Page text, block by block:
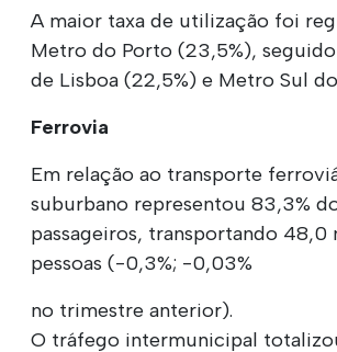
A maior taxa de utilização foi
Metro do Porto (23,5%),
de Lisboa (22,5%) e Metro Sul
Ferrovia
Em relação ao transporte
suburbano representou 83,3%
passageiros, transportando 48,0
pessoas (-0,3%; -0,03%
no trimestre anterior).
O tráfego intermunicipal